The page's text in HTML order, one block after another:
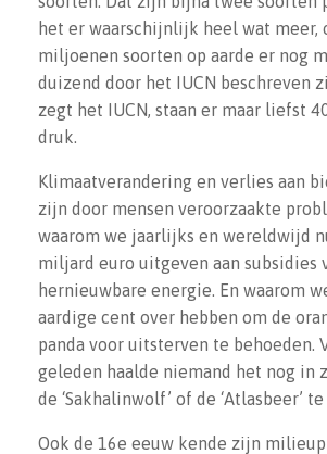
het er waarschijnlijk heel wat meer,
miljoenen soorten op aarde er nog
duizend door het IUCN beschreven
zegt het IUCN, staan er maar liefst
druk.
Klimaatverandering en verlies aan
zijn door mensen veroorzaakte
waarom we jaarlijks en wereldwijd
miljard euro uitgeven aan subsidies
hernieuwbare energie. En waarom
aardige cent over hebben om de
panda voor uitsterven te behoeden.
geleden haalde niemand het nog in
de ‘Sakhalinwolf’ of de ‘Atlasbeer’
Ook de 16e eeuw kende zijn